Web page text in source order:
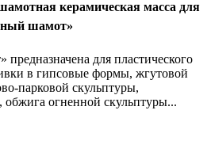
керамическая масса для
шамот»
для пластического
в гипсовые формы, жгутовой
парковой скульптуры,
обжига огненной скульптуры...